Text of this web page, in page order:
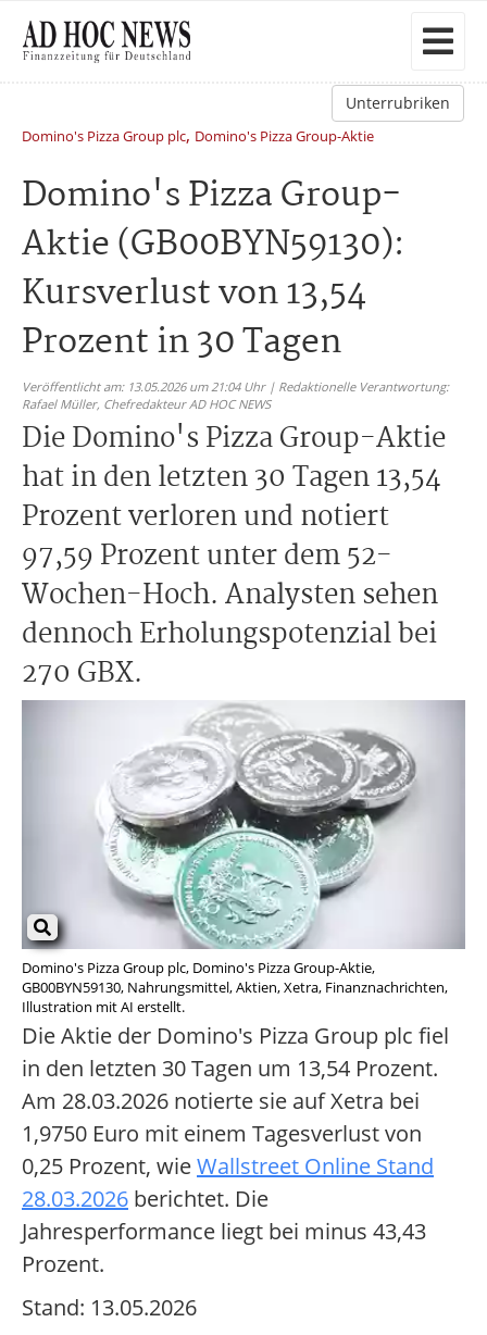
Unterrubriken
Domino's Pizza Group plc, Domino's Pizza Group-Aktie
Domino's Pizza Group-
Aktie (GB00BYN59130):
Kursverlust von 13,54
Prozent in 30 Tagen
Veröffentlicht am: 13.05.2026 um 21:04 Uhr | Redaktionelle Verantwortung:
Rafael Müller, Chefredakteur AD HOC NEWS
Die Domino's Pizza Group-Aktie
hat in den letzten 30 Tagen 13,54
Prozent verloren und notiert
97,59 Prozent unter dem 52-
Wochen-Hoch. Analysten sehen
dennoch Erholungspotenzial bei
270 GBX.
Domino's Pizza Group plc, Domino's Pizza Group-Aktie,
GB00BYN59130, Nahrungsmittel, Aktien, Xetra, Finanznachrichten,
Illustration mit AI erstellt.
Die Aktie der Domino's Pizza Group plc fiel
in den letzten 30 Tagen um 13,54 Prozent.
Am 28.03.2026 notierte sie auf Xetra bei
1,9750 Euro mit einem Tagesverlust von
0,25 Prozent, wieWallstreet Online Stand
28.03.2026 berichtet. Die
Jahresperformance liegt bei minus 43,43
Prozent.
Stand: 13.05.2026